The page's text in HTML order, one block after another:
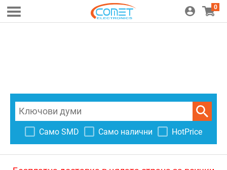
0
Само SMD Само налични HotPrice